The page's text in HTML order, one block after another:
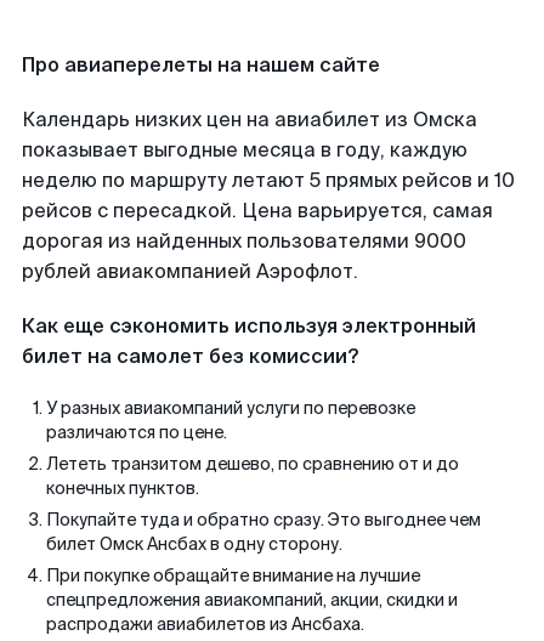
Про авиаперелеты на нашем сайте
Календарь низких цен на авиабилет из Омска
показывает выгодные месяца в году, каждую
неделю по маршруту летают 5 прямых рейсов и 10
рейсов с пересадкой. Цена варьируется, самая
дорогая из найденных пользователями 9000
рублей авиакомпанией Аэрофлот.
Как еще сэкономить используя электронный
билет на самолет без комиссии?
У разных авиакомпаний услуги по перевозке
различаются по цене.
Лететь транзитом дешево, по сравнению от и до
конечных пунктов.
Покупайте туда и обратно сразу. Это выгоднее чем
билет Омск Ансбах в одну сторону.
При покупке обращайте внимание на лучшие
спецпредложения авиакомпаний, акции, скидки и
распродажи авиабилетов из Ансбаха.